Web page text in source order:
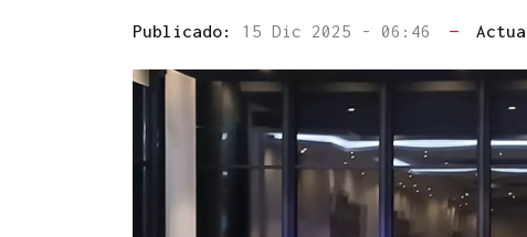
Publicado: 15 Dic 2025 - 06:46 —